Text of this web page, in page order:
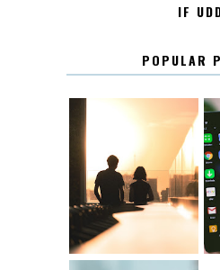
IF
POPULAR
KONTAKT